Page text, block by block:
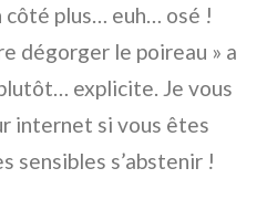
côté plus… euh… osé !
dégorger le poireau » a
explicite. Je vous
internet si vous êtes
sensibles s’abstenir !